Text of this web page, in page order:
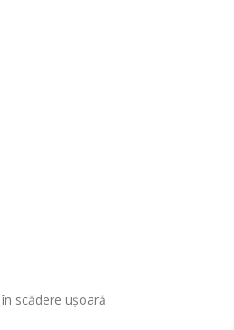
scădere ușoară